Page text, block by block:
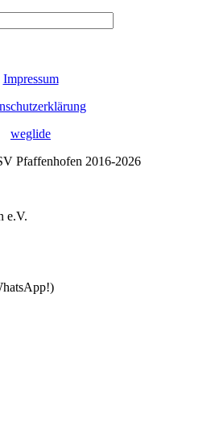
Impressum
weglide
Pfaffenhofen 2016-2026
e.V.